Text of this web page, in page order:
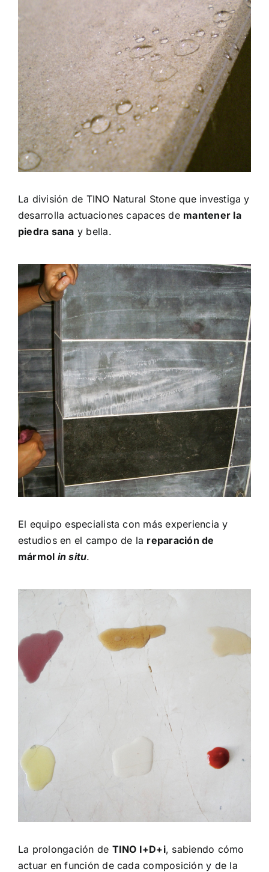
La división de TINO Natural Stone que investiga y
desarrolla actuaciones capaces de mantener la
piedra sana y bella.
El equipo especialista con más experiencia y
estudios en el campo de la reparación de
mármol in situ.
La prolongación de TINO I+D+i, sabiendo cómo
actuar en función de cada composición y de la